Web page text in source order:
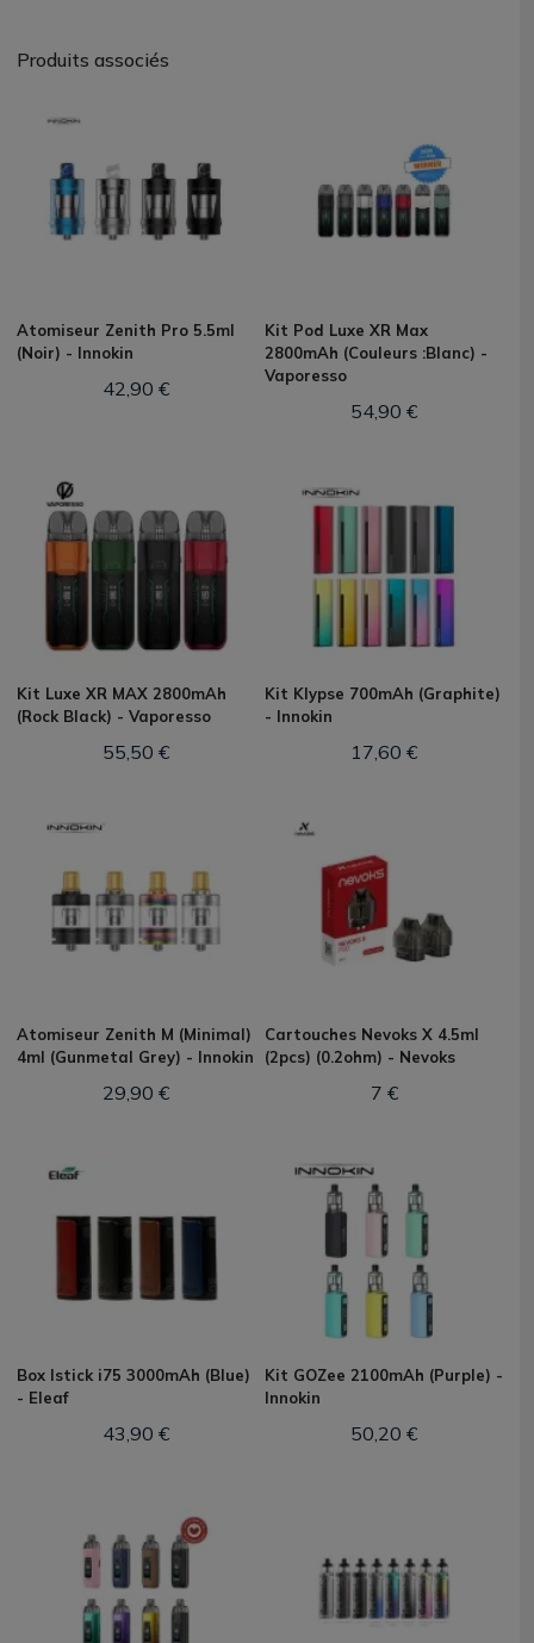
Produits associés
Atomiseur Zenith Pro 5.5ml
(Noir) - Innokin
42,90 €
Kit Pod Luxe XR Max
2800mAh (Couleurs :Blanc) -
Vaporesso
54,90 €
Kit Luxe XR MAX 2800mAh
(Rock Black) - Vaporesso
55,50 €
Kit Klypse 700mAh (Graphite)
- Innokin
17,60 €
Atomiseur Zenith M (Minimal)
4ml (Gunmetal Grey) - Innokin
29,90 €
Cartouches Nevoks X 4.5ml
(2pcs) (0.2ohm) - Nevoks
7 €
Box Istick i75 3000mAh (Blue)
- Eleaf
43,90 €
Kit GOZee 2100mAh (Purple) -
Innokin
50,20 €